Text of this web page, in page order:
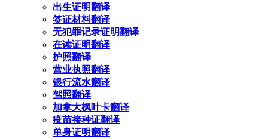
出生证明翻译
签证材料翻译
无犯罪记录证明翻译
在读证明翻译
护照翻译
营业执照翻译
银行流水翻译
驾照翻译
加拿大枫叶卡翻译
疫苗接种证翻译
单身证明翻译